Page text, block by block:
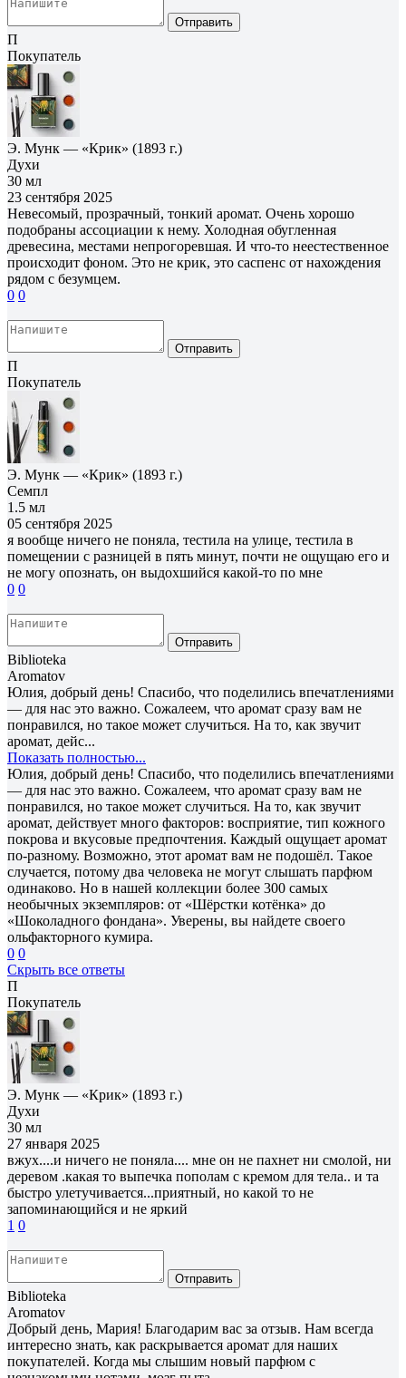
Отправить
П
Покупатель
Э. Мунк — «Крик» (1893 г.)
Духи
30 мл
23 сентября 2025
Невесомый, прозрачный, тонкий аромат. Очень хорошо
подобраны ассоциации к нему. Холодная обугленная
древесина, местами непрогоревшая. И что-то неестественное
происходит фоном. Это не крик, это саспенс от нахождения
рядом с безумцем.
0 0
Отправить
П
Покупатель
Э. Мунк — «Крик» (1893 г.)
Семпл
1.5 мл
05 сентября 2025
я вообще ничего не поняла, тестила на улице, тестила в
помещении с разницей в пять минут, почти не ощущаю его и
не могу опознать, он выдохшийся какой-то по мне
0 0
Отправить
Biblioteka
Aromatov
Юлия, добрый день! Спасибо, что поделились впечатлениями
— для нас это важно. Сожалеем, что аромат сразу вам не
понравился, но такое может случиться. На то, как звучит
аромат, дейс...
Показать полностью...
Юлия, добрый день! Спасибо, что поделились впечатлениями
— для нас это важно. Сожалеем, что аромат сразу вам не
понравился, но такое может случиться. На то, как звучит
аромат, действует много факторов: восприятие, тип кожного
покрова и вкусовые предпочтения. Каждый ощущает аромат
по-разному. Возможно, этот аромат вам не подошёл. Такое
случается, потому два человека не могут слышать парфюм
одинаково. Но в нашей коллекции более 300 самых
необычных экземпляров: от «Шёрстки котёнка» до
«Шоколадного фондана». Уверены, вы найдете своего
ольфакторного кумира.
0 0
Скрыть все ответы
П
Покупатель
Э. Мунк — «Крик» (1893 г.)
Духи
30 мл
27 января 2025
вжух....и ничего не поняла.... мне он не пахнет ни смолой, ни
деревом .какая то выпечка пополам с кремом для тела.. и та
быстро улетучивается...приятный, но какой то не
запоминающийся и не яркий
1 0
Отправить
Biblioteka
Aromatov
Добрый день, Мария! Благодарим вас за отзыв. Нам всегда
интересно знать, как раскрывается аромат для наших
покупателей. Когда мы слышим новый парфюм с